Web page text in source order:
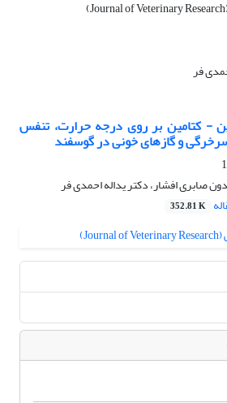
فر
- کتامین بر روی درجه حرارت، تنفس
و گازهای خونی در گوسفند
صابری افشار، دکتر یداله احمدی فر
352.81 K